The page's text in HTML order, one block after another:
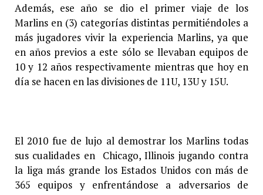
Además, ese año se dio el primer viaje de los
Marlins en (3) categorías distintas permitiéndoles a
más jugadores vivir la experiencia Marlins, ya que
en años previos a este sólo se llevaban equipos de
10 y 12 años respectivamente mientras que hoy en
día se hacen en las divisiones de 11U, 13U y 15U.
El 2010 fue de lujo al demostrar los Marlins todas
sus cualidades en Chicago, Illinois jugando contra
la liga más grande los Estados Unidos con más de
365 equipos y enfrentándose a adversarios de